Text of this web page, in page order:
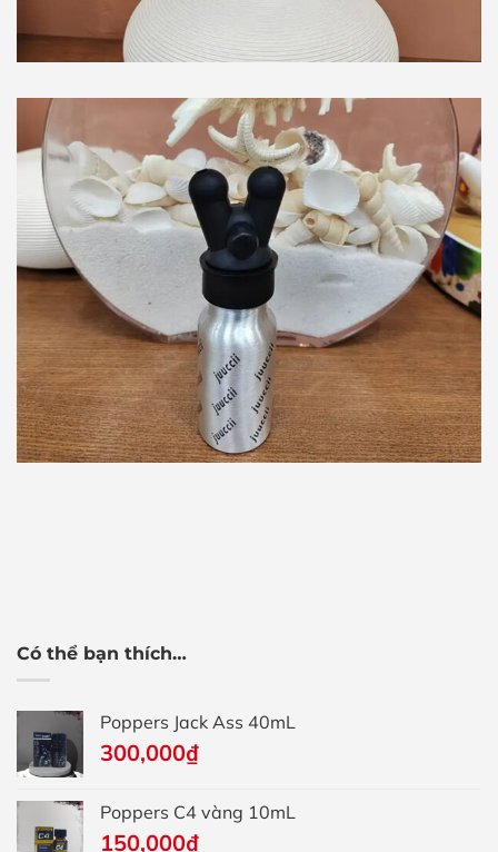
Có thể bạn thích…
Poppers Jack Ass 40mL
300,000₫
Poppers C4 vàng 10mL
150,000₫